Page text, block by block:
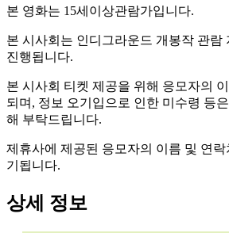
본 영화는 15세이상관람가입니다.
본 시사회는 인디그라운드 개봉작 관람
진행됩니다.
본 시사회 티켓 제공을 위해 응모자의
되며, 정보 오기입으로 인한 미수령 등
해 부탁드립니다.
제휴사에 제공된 응모자의 이름 및 연
기됩니다.
상세 정보